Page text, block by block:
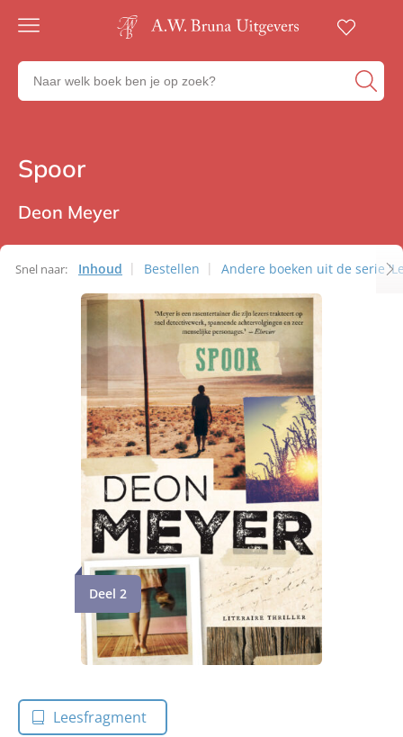
Gratis
23:00
in huis
betalen
retourneren
Zoeken
naar
uitgevers
Thrillers
Spoor
Deon Meyer
Snel naar: Inhoud Bestellen Andere boeken uit de serie
Deel 2
Leesfragment